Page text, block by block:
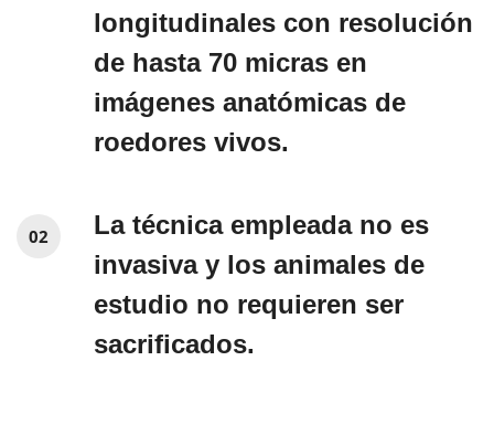
longitudinales con resolución
de hasta 70 micras en
imágenes anatómicas de
roedores vivos.
02
La técnica empleada no es
invasiva y los animales de
estudio no requieren ser
sacrificados.